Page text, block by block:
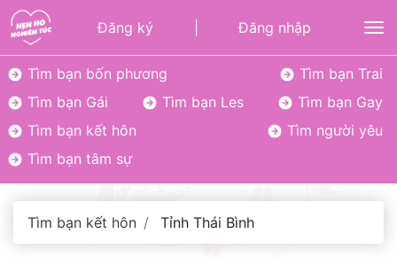
Đăng ký Đăng nhập
Tìm bạn bốn phương
Tìm bạn Trai
Tìm bạn Gái
Tìm bạn Les
Tìm bạn Gay
Tìm bạn kết hôn
Tìm người yêu
Tìm bạn tâm sự
Tìm bạn kết hôn Tỉnh Thái Bình